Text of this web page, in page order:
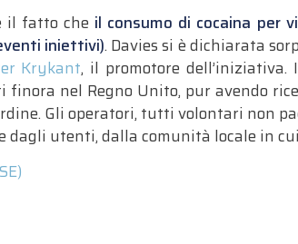
il fatto che il consumo di cocaina per
iniettivi). Davies si è dichiarata
Krykant, il promotore
finora nel Regno Unito, pur avendo
Gli operatori, tutti volontari non
dagli utenti, dalla comunità locale in